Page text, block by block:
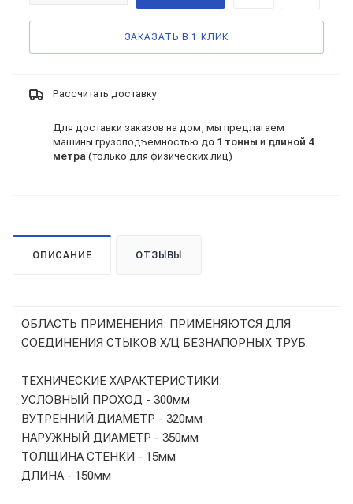
ЗАКАЗАТЬ В 1 КЛИК
Рассчитать доставку
Для доставки заказов на дом, мы предлагаем
машины грузоподъемностью до 1 тонны и длиной 4
метра (только для физических лиц)
ОПИСАНИЕ ОТЗЫВЫ
ОБЛАСТЬ ПРИМЕНЕНИЯ: ПРИМЕНЯЮТСЯ ДЛЯ
СОЕДИНЕНИЯ СТЫКОВ Х/Ц БЕЗНАПОРНЫХ ТРУБ.
ТЕХНИЧЕСКИЕ ХАРАКТЕРИСТИКИ:
УСЛОВНЫЙ ПРОХОД - 300мм
ВУТРЕННИЙ ДИАМЕТР - 320мм
НАРУЖНЫЙ ДИАМЕТР - 350мм
ТОЛЩИНА СТЕНКИ - 15мм
ДЛИНА - 150мм